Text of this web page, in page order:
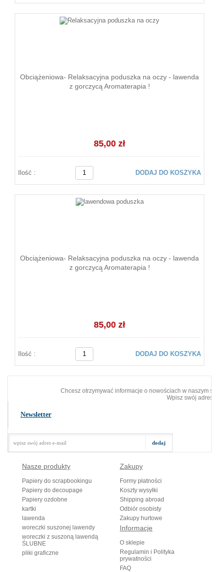
Obciążeniowa- Relaksacyjna poduszka na oczy - lawenda
z gorczycą Aromaterapia !
85,00 zł
Ilość : DODAJ DO KOSZYKA
Obciążeniowa- Relaksacyjna poduszka na oczy - lawenda
z gorczycą Aromaterapia !
85,00 zł
Ilość : DODAJ DO KOSZYKA
Chcesz otrzymywać informacje o nowościach w naszym
Wpisz swój adres
Newsletter
Nasze produkty
Papiery do scrapbookingu
Papiery do decoupage
Papiery ozdobne
kartki
lawenda
woreczki suszonej lawendy
woreczki z suszoną lawendą
ŚLUBNE
pliki graficzne
Zakupy
Formy płatności
Koszty wysyłki
Shipping abroad
Odbiór osobisty
Zakupy hurtowe
Informacje
O sklepie
Regulamin i Polityka
prywatności
FAQ